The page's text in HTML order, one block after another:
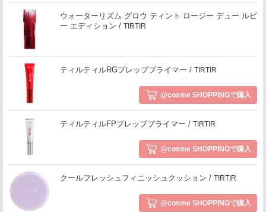
ウォーターリズム グロウ ティント ロージー デュー ルビ
ー エディション
TIRTIR
ティルティルRGプレッププライマー TIRTIR
@cosme SHOPPINGで購入
ティルティルFPプレッププライマー TIRTIR
@cosme SHOPPINGで購入
クールフレッシュフィニッシュクッション TIRTIR
@cosme SHOPPINGで購入